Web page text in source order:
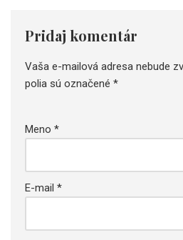
Pridaj komentár
Vaša e-mailová adresa nebude
polia sú označené *
Meno *
E-mail *